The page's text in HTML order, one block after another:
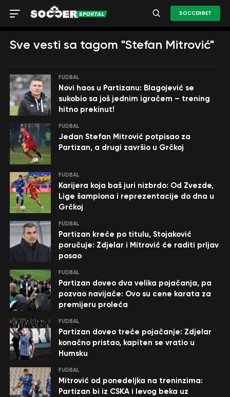
SOCCERBET
Sve vesti sa tagom "Stefan Mitrović"
FUDBAL
Novi haos u Partizanu: Blagojević se
sukobio sa još jednim igračem – trening
hitno prekinut!
FUDBAL
Jedan Stefan Mitrović potpisao za
Partizan, a drugi završio u Grčkoj
FUDBAL
Karijera koja baš juri nizbrdo: Od Zvezde,
Lige šampiona i reprezentacije do dna u
Grčkoj
FUDBAL
Partizan kreće po titulu, Stojaković
poručuje: Zdjelar i Mitrović će raditi prljav
posao
FUDBAL
Partizan doveo dva velika pojačanja, pa
pozvao navijače: Ovo su cene karata za
premijeru proleća
FUDBAL
Partizan doveo treće pojačanje: Zdjelar
konačno pristao, kapiten se vratio u
Humsku
FUDBAL
Mitrović od ponedeljka na treninzima:
Partizan bi iz CSKA i levog beka uz